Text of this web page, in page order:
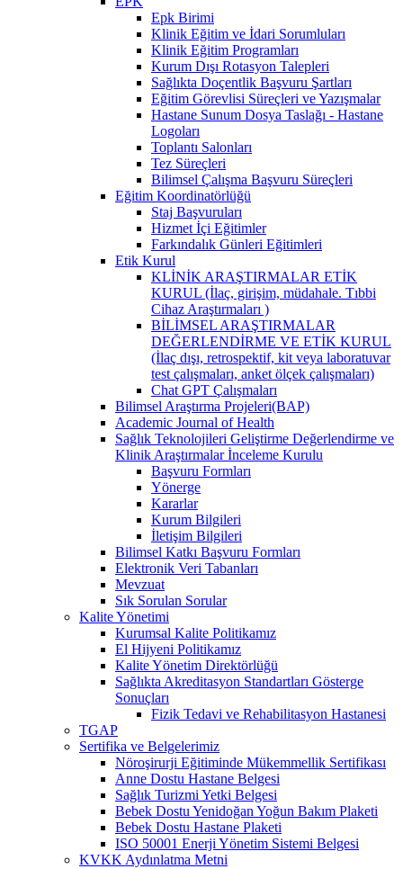
Epk Birimi
Klinik Eğitim ve İdari Sorumluları
Klinik Eğitim Programları
Kurum Dışı Rotasyon Talepleri
Sağlıkta Doçentlik Başvuru Şartları
Eğitim Görevlisi Süreçleri ve Yazışmalar
Hastane Sunum Dosya Taslağı - Hastane
Logoları
Toplantı Salonları
Tez Süreçleri
Bilimsel Çalışma Başvuru Süreçleri
Eğitim Koordinatörlüğü
Staj Başvuruları
Hizmet İçi Eğitimler
Farkındalık Günleri Eğitimleri
Etik Kurul
KLİNİK ARAŞTIRMALAR ETİK
KURUL (İlaç, girişim, müdahale. Tıbbi
Cihaz Araştırmaları )
BİLİMSEL ARAŞTIRMALAR
DEĞERLENDİRME VE ETİK KURUL
(İlaç dışı, retrospektif, kit veya laboratuvar
test çalışmaları, anket ölçek çalışmaları)
Chat GPT Çalışmaları
Bilimsel Araştırma Projeleri(BAP)
Academic Journal of Health
Sağlık Teknolojileri Geliştirme Değerlendirme ve
Klinik Araştırmalar İnceleme Kurulu
Başvuru Formları
Yönerge
Kararlar
Kurum Bilgileri
İletişim Bilgileri
Bilimsel Katkı Başvuru Formları
Elektronik Veri Tabanları
Mevzuat
Sık Sorulan Sorular
Kalite Yönetimi
Kurumsal Kalite Politikamız
El Hijyeni Politikamız
Kalite Yönetim Direktörlüğü
Sağlıkta Akreditasyon Standartları Gösterge
Sonuçları
Fizik Tedavi ve Rehabilitasyon Hastanesi
TGAP
Sertifika ve Belgelerimiz
Nöroşirurji Eğitiminde Mükemmellik Sertifikası
Anne Dostu Hastane Belgesi
Sağlık Turizmi Yetki Belgesi
Bebek Dostu Yenidoğan Yoğun Bakım Plaketi
Bebek Dostu Hastane Plaketi
ISO 50001 Enerji Yönetim Sistemi Belgesi
KVKK Aydınlatma Metni